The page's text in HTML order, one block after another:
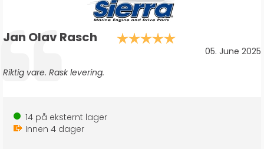
Testimonial
Forfatter:
Jan Olav Rasch
Dato:
05. June 2025
Tekst:
Riktig vare. Rask levering.
14 på eksternt lager
Innen 4 dager